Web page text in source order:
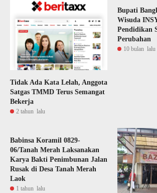
Tidak Ada Kata Lelah, Anggota
Satgas TMMD Terus Semangat
Bekerja
2 tahun lalu
Bupati
Wisuda
Pendidikan
Perubahan
10 bulan lalu
Babinsa Koramil 0829-
06/Tanah Merah Laksanakan
Karya Bakti Penimbunan Jalan
Rusak di Desa Tanah Merah
Laok
1 tahun lalu